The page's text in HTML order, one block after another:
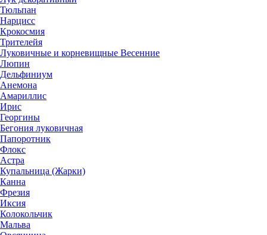
Тюльпан
Нарцисс
Крокосмия
Трителейя
Луковичные и корневищные Весенние
Люпин
Дельфиниум
Анемона
Амариллис
Ирис
Георгины
Бегония луковичная
Папоротник
Флокс
Астра
Купальница (Жарки)
Канна
Фрезия
Иксия
Колокольчик
Мальва